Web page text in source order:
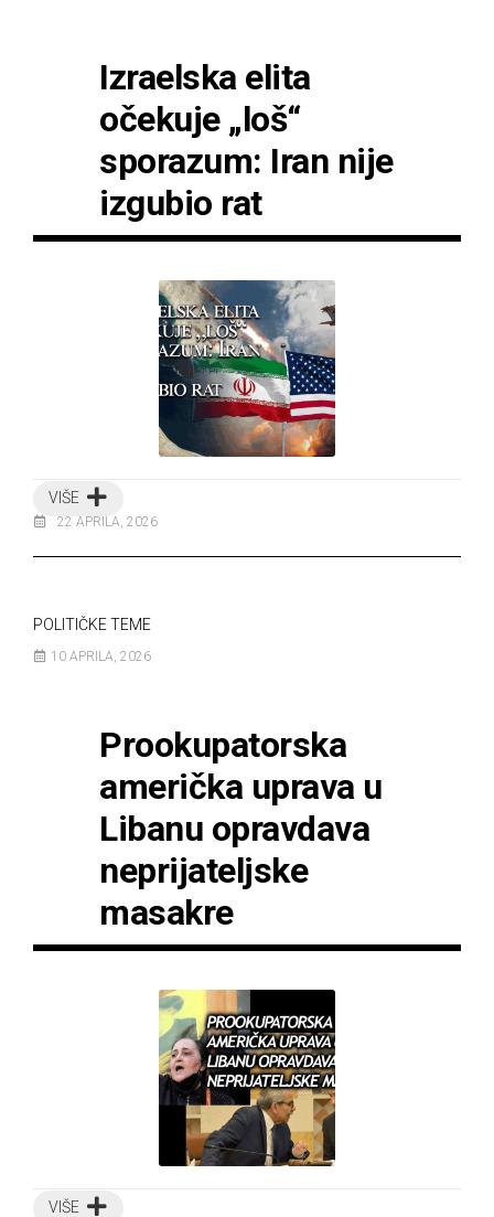
Izraelska elita
očekuje „loš“
sporazum: Iran nije
izgubio rat
VIŠE
22 APRILA, 2026
POLITIČKE TEME
10 APRILA, 2026
Prookupatorska
američka uprava u
Libanu opravdava
neprijateljske
masakre
VIŠE